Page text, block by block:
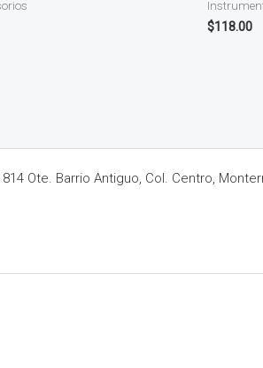
$118.00
Ote. Barrio Antiguo, Col. Centro,